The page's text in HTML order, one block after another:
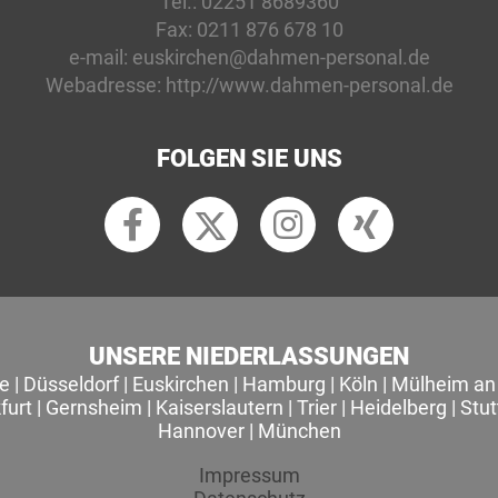
Fax: 0211 876 678 10
e-mail: euskirchen@dahmen-personal.de
Webadresse: http://www.dahmen-personal.de
FOLGEN SIE UNS
UNSERE NIEDERLASSUNGEN
| Düsseldorf| Euskirchen | Hamburg | Köln | Mülheim
| Gernsheim | Kaiserslautern | Trier| Heidelberg |
Hannover| München
Impressum